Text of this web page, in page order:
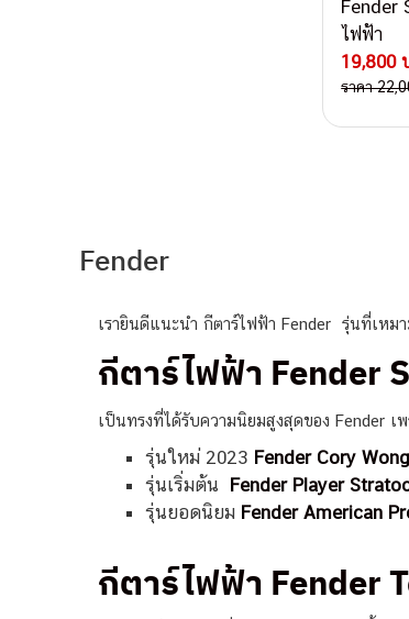
Fender
ไฟฟ้า
19,800
ราคา
Fender
เรายินดีแนะนำ กีตาร์ไฟฟ้า Fender รุ่นที่เหม
กีตาร์ไฟฟ้า Fender
เป็นทรงที่ได้รับความนิยมสูงสุดของ Fender
รุ่นใหม่ 2023 Fender Cory
รุ่นเริ่มต้น Fender Player
รุ่นยอดนิยม Fender American
กีตาร์ไฟฟ้า Fender